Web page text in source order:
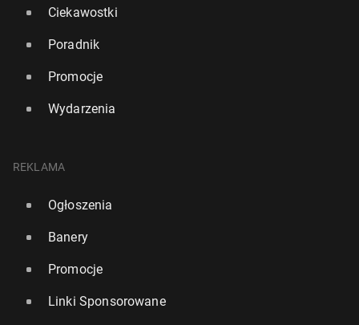
Ciekawostki
Poradnik
Promocje
Wydarzenia
REKLAMA
Ogłoszenia
Banery
Promocje
Linki Sponsorowane